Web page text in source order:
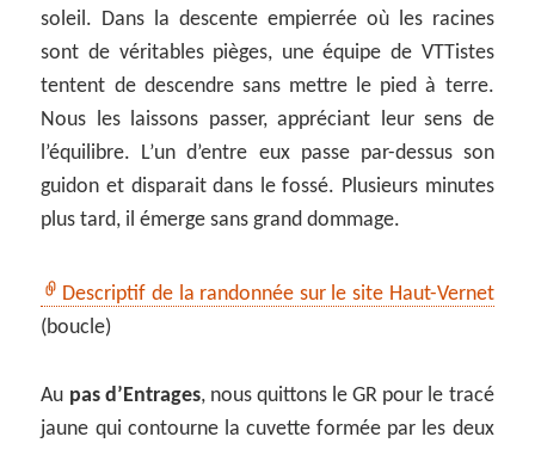
soleil. Dans la descente empierrée où les racines
sont de véritables pièges, une équipe de VTTistes
tentent de descendre sans mettre le pied à terre.
Nous les laissons passer, appréciant leur sens de
l’équilibre. L’un d’entre eux passe par-dessus son
guidon et disparait dans le fossé. Plusieurs minutes
plus tard, il émerge sans grand dommage.
Descriptif de la randonnée sur le site Haut-Vernet
(boucle)
Au pas d’Entrages, nous quittons le GR pour le tracé
jaune qui contourne la cuvette formée par les deux